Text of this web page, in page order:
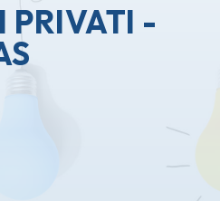
PRIVATI -